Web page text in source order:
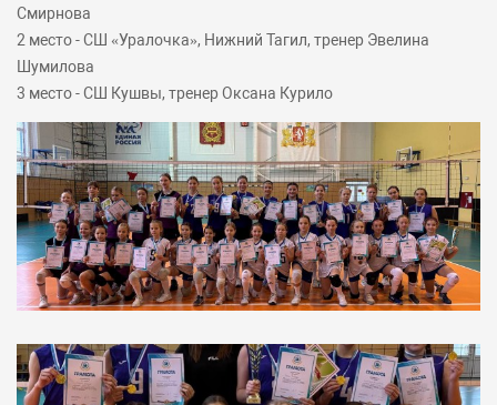
Смирнова
2 место - СШ «Уралочка», Нижний Тагил, тренер Эвелина
Шумилова
3 место - СШ Кушвы, тренер Оксана Курило